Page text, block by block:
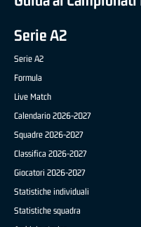
Serie A2
Serie A2
Formula
Live Match
Calendario 2026-2027
Squadre 2026-2027
Classifica 2026-2027
Giocatori 2026-2027
Statistiche individuali
Statistiche squadra